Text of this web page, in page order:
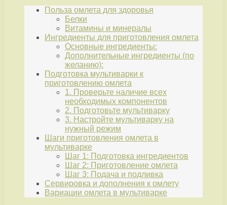
Польза омлета для здоровья
Белки
Витамины и минералы
Ингредиенты для приготовления омлета
Основные ингредиенты:
Дополнительные ингредиенты (по
желанию):
Подготовка мультиварки к
приготовлению омлета
1. Проверьте наличие всех
необходимых компонентов
2. Подготовьте мультиварку
3. Настройте мультиварку на
нужный режим
Шаги приготовления омлета в
мультиварке
Шаг 1: Подготовка ингредиентов
Шаг 2: Приготовление омлета
Шаг 3: Подача и подливка
Сервировка и дополнения к омлету
Вариации омлета в мультиварке